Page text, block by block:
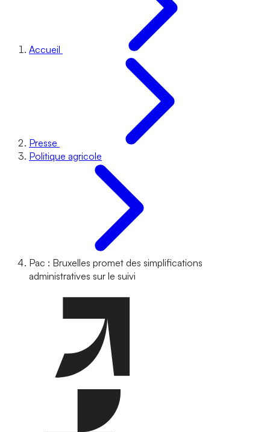
Accueil
Presse
Politique agricole
Pac : Bruxelles promet des simplifications
administratives sur le suivi